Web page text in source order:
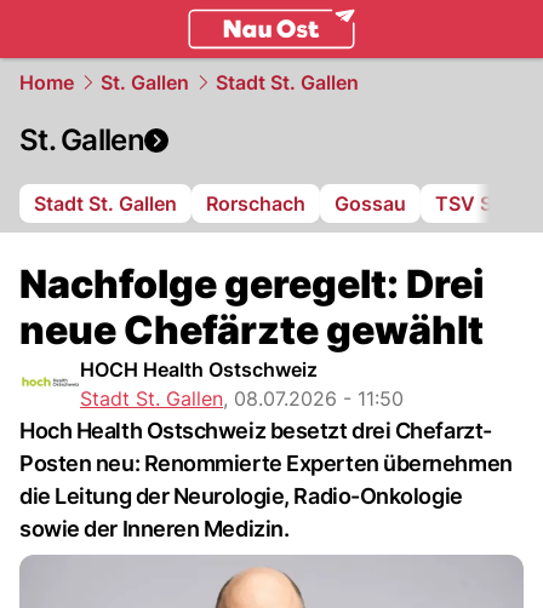
Home St. Gallen Stadt St. Gallen
St. Gallen
Stadt St. Gallen Rorschach Gossau TSV St.
Nachfolge geregelt: Drei
neue Chefärzte gewählt
HOCH Health Ostschweiz
Stadt St. Gallen, 08.07.2026 - 11:50
Hoch Health Ostschweiz besetzt drei Chefarzt-
Posten neu: Renommierte Experten übernehmen
die Leitung der Neurologie, Radio-Onkologie
sowie der Inneren Medizin.